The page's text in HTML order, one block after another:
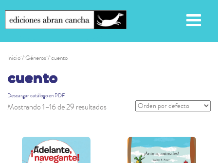
Inicio/ Géneros / cuento
cuento
Descargar catálogo en PDF
Mostrando 1–16 de 29 resultados